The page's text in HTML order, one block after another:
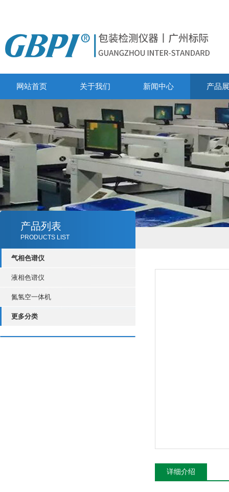
网站首页 关于我们 新闻中心 产品
产品列表
PRODUCTS LIST
气相色谱仪
液相色谱仪
氮氢空一体机
更多分类
详细介绍